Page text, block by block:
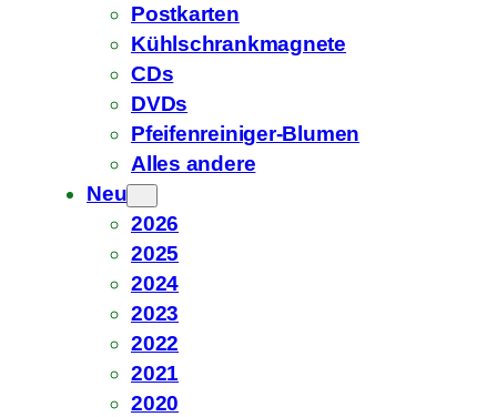
Postkarten
Kühlschrankmagnete
CDs
DVDs
Pfeifenreiniger-Blumen
Alles andere
Neu
2026
2025
2024
2023
2022
2021
2020